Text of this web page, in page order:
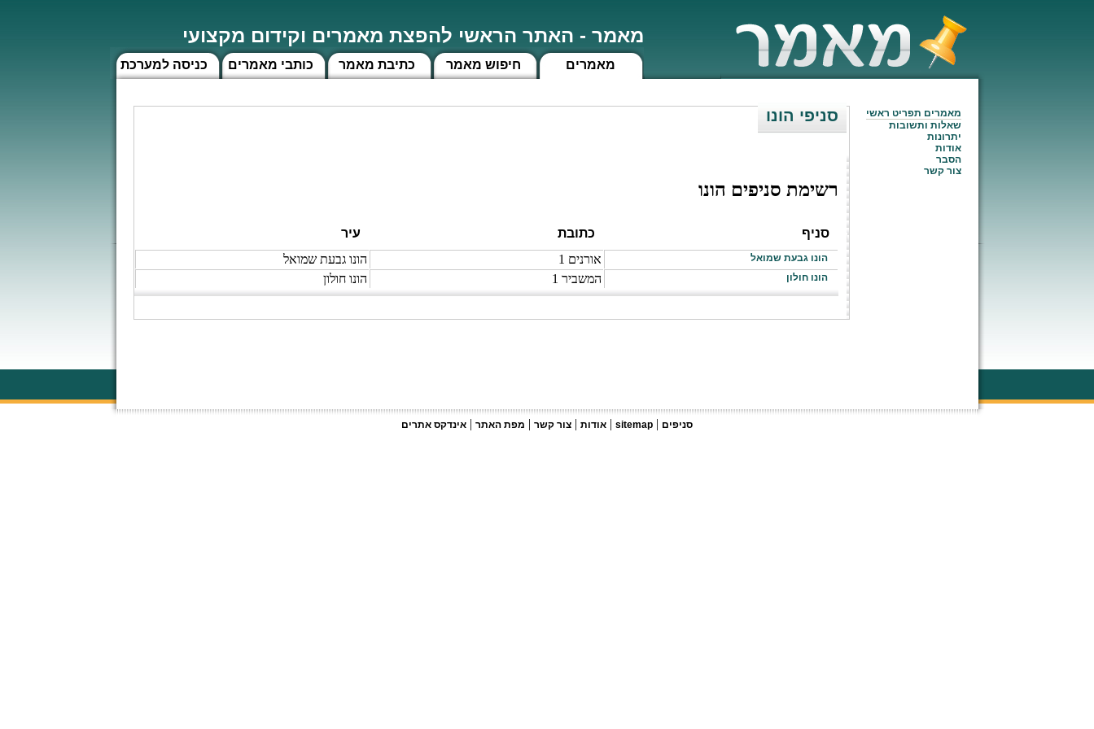
מאמר - האתר הראשי להפצת מאמרים וקידום מקצועי
כניסה למערכת כותבי מאמרים כתיבת מאמר חיפוש מאמר מאמרים
סניפי הונו
רשימת סניפים הונו
סניף כתובת עיר
הונו גבעת שמואל אורנים 1 הונו גבעת שמואל
הונו חולון המשביר 1 הונו חולון
מאמרים תפריט ראשי
שאלות ותשובות
יתרונות
אודות
הסבר
צור קשר
אודות | צור קשר | מפת האתר | אינדקס אתרים | sitemap | סניפים